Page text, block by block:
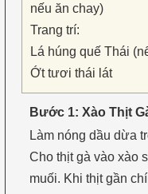
nếu ăn chay)
Trang trí:
Lá húng quế Thái
Ớt tươi thái lát
Bước 1: Xào Thịt
Làm nóng dầu dừa
Cho thịt gà vào xào
muối. Khi thịt gần